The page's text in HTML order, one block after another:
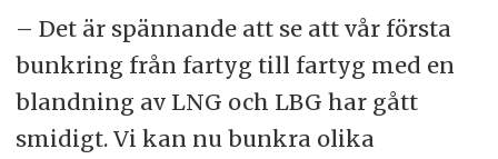
– Det är spännande att se att vår första
bunkring från fartyg till fartyg med en
blandning av LNG och LBG har gått
smidigt. Vi kan nu bunkra olika